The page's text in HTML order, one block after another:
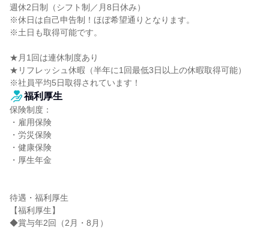
週休2日制（シフト制／月8日休み）
※休日は自己申告制！ほぼ希望通りとなります。
※土日も取得可能です。
★月1回は連休制度あり
★リフレッシュ休暇（半年に1回最低3日以上の休暇取得可能）
※社員平均5日取得されています！
福利厚生
保険制度：
・雇用保険
・労災保険
・健康保険
・厚生年金
待遇・福利厚生
【福利厚生】
◆賞与年2回（2月・8月）